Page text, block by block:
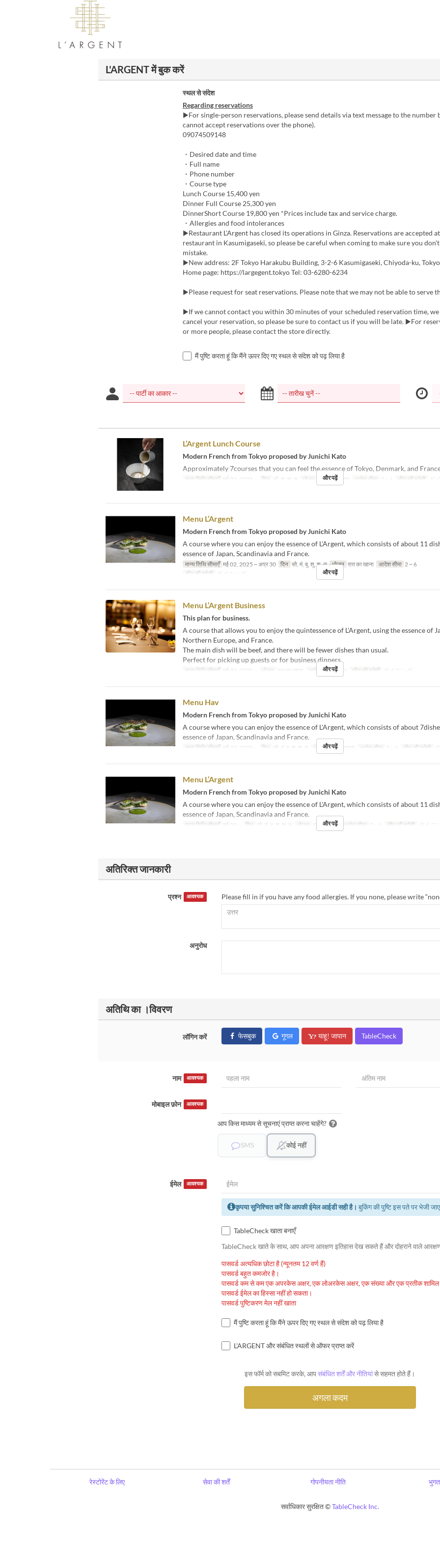
L'ARGENT में बुक करें
स्थल से संदेश
Regarding reservations
▶For single-person reservations, please send details via text message to the number
cannot accept reservations over the phone).
09074509148
・Desired date and time
・Full name
・Phone number
・Course type
Lunch Course 15,400 yen
Dinner Full Course 25,300 yen
DinnerShort Course 19,800 yen *Prices include tax and service charge.
・Allergies and food intolerances
▶Restaurant L'Argent has closed its operations in Ginza. Reservations are accepted
restaurant in Kasumigaseki, so please be careful when coming to make sure you
mistake.
▶New address: 2F Tokyo Harakubu Building, 3-2-6 Kasumigaseki, Chiyoda-ku,
Home page: https://largegent.tokyo Tel: 03-6280-6234
▶Please request for seat reservations. Please note that we may not be able to serve
▶If we cannot contact you within 30 minutes of your scheduled reservation time, we
cancel your reservation, so please be sure to contact us if you will be late. ▶For
or more people, please contact the store directly.
मैं पुष्टि करता हूं कि मैंने ऊपर दिए गए स्थल से संदेश को पढ़ लिया है
L’Argent Lunch Course
Modern French from Tokyo proposed by Junichi Kato
Approximately 7courses that you can feel the essence of Tokyo, Denmark, and
मान्य तिथि सीमाएँ मई 02, 2025 ~ दिन सो, शु, श, स भोजन दोपहर का खाना आदेश सीमा 2 ~ 6 सीट की श्रेणी ダ
और पढ़ें
Menu L’Argent
Modern French from Tokyo proposed by Junichi Kato
A course where you can enjoy the essence of L'Argent, which consists of about 11
essence of Japan, Scandinavia and France.
मान्य तिथि सीमाएँ मई 02, 2025 ~ अप्र 30 दिन सो, मं, बु, शु, श, स भोजन रात का खाना आदेश सीमा 2 ~ 6
सीट की श्रेणी
ダイニング और पढ़ें
Menu L’Argent Business
This plan for business.
A course that allows you to enjoy the quintessence of L'Argent, using the essence of
Northern Europe, and France.
The main dish will be beef, and there will be fewer dishes than usual.
Perfect for picking up guests or for business dinners.
मान्य तिथि सीमाएँ मई 02, 2025 ~ भोजन रात का खाना आदेश सीमा 2 ~ 6 सीट की श्रेणी ダイニング
और पढ़ें
Menu Hav
Modern French from Tokyo proposed by Junichi Kato
A course where you can enjoy the essence of L'Argent, which consists of about
essence of Japan, Scandinavia and France.
मान्य तिथि सीमाएँ मई 02, 2025 ~ दिन सो, मं, बु, शु, श, स भोजन रात का खाना आदेश सीमा 2 ~ 6 सीट की श्रेणी
और पढ़ें
Menu L’Argent
Modern French from Tokyo proposed by Junichi Kato
A course where you can enjoy the essence of L'Argent, which consists of about 11
essence of Japan, Scandinavia and France.
मान्य तिथि सीमाएँ मई 01 ~ दिन सो, मं, बु, शु, श, स भोजन रात का खाना आदेश सीमा 2 ~ 6 सीट की श्रेणी ダイニ
और पढ़ें
अतिरिक्त जानकारी
प्रश्न आवश्यक Please fill in if you have any food allergies. If you none, please write
अनुरोध
अतिथि का ।विवरण
लॉगिन करें फेसबुक गूगल याहू! जापान TableCheck
नाम आवश्यक
मोबाइल फ़ोन आवश्यक
आप किस माध्यम से सूचनाएं प्राप्त करना चाहेंगे?
SMS कोई नहीं
ईमेल आवश्यक
कृपया सुनिश्चित करें कि आपकी ईमेल आईडी सही है। बुकिंग की पुष्टि इस पते पर भेजी
TableCheck खाता बनाएँ
TableCheck खाते के साथ, आप अपना आरक्षण इतिहास देख सकते हैं और दोहराने वाले
पासवर्ड अत्यधिक छोटा है (न्यूनतम 12 वर्ण हैं)
पासवर्ड बहुत कमजोर है।
पासवर्ड कम से कम एक अपरकेस अक्षर, एक लोअरकेस अक्षर, एक संख्या और एक प्रतीक शामिल
पासवर्ड ईमेल का हिस्सा नहीं हो सकता।
पासवर्ड पुष्टिकरण मेल नहीं खाता
मैं पुष्टि करता हूं कि मैंने ऊपर दिए गए स्थल से संदेश को पढ़ लिया है
L'ARGENT और संबंधित स्थलों से ऑफर प्राप्त करें
इस फॉर्म को सबमिट करके, आपसंबंधित शर्तें और नीतियांसे सहमत होते हैं।
रेस्टोरेंट के लिए सेवा की शर्तें गोपनीयता नीति
सर्वाधिकार सुरक्षित ©TableCheck Inc.